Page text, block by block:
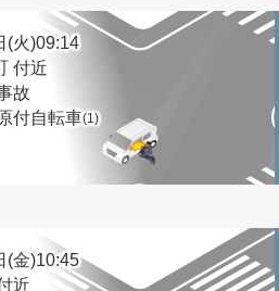
(火)09:14
付近
故
付自転車(1)
(金)10:45
近